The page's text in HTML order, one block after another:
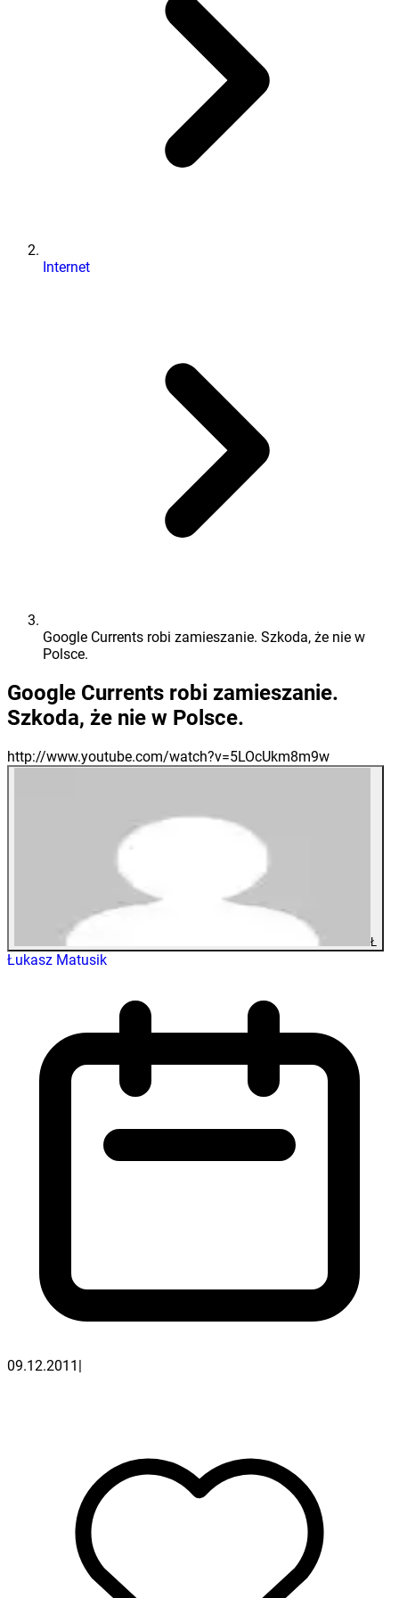
Internet
Google Currents robi zamieszanie. Szkoda, że nie w
Polsce.
Google Currents robi zamieszanie.
Szkoda, że nie w Polsce.
http://www.youtube.com/watch?v=5LOcUkm8m9w
Ł
Łukasz Matusik
09.12.2011 |